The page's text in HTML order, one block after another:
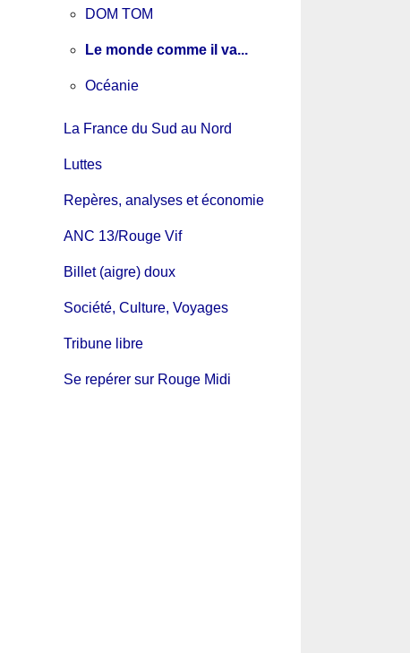
DOM TOM
Le monde comme il va...
Océanie
La France du Sud au Nord
Luttes
Repères, analyses et économie
ANC 13/Rouge Vif
Billet (aigre) doux
Société, Culture, Voyages
Tribune libre
Se repérer sur Rouge Midi